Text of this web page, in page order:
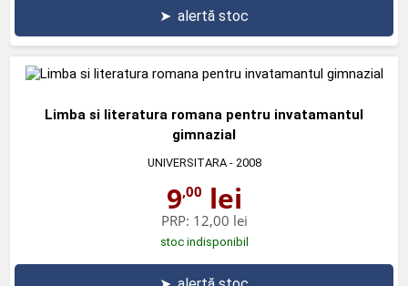
➤ alertă stoc
Limba si literatura romana pentru invatamantul
gimnazial
UNIVERSITARA- 2008
9,00 lei
PRP: 12,00 lei
stoc indisponibil